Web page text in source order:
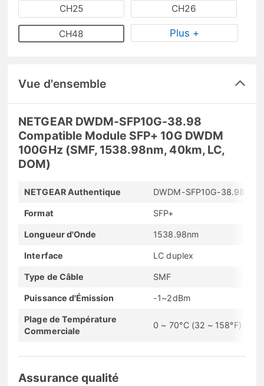
CH25 CH26
CH48 Plus +
Vue d'ensemble
NETGEAR DWDM-SFP10G-38.98
Compatible Module SFP+ 10G DWDM
100GHz (SMF, 1538.98nm, 40km, LC,
DOM)
NETGEAR Authentique DWDM-SFP10G-38.98
Format SFP+
Longueur d'Onde 1538.98nm
Interface LC duplex
Type de Câble SMF
Puissance d'Émission -1~2dBm
Plage de Température
Commerciale
0 ~ 70°C (32 ~ 158°F)
Assurance qualité